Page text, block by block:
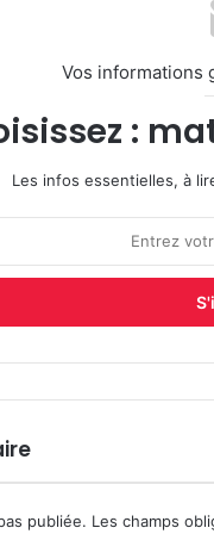
Vos informations
:
Les infos essentielles, à
publiée. Les champs